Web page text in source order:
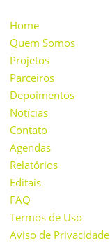
Home
Quem Somos
Projetos
Parceiros
Depoimentos
Notícias
Contato
Agendas
Relatórios
Editais
FAQ
Termos de Uso
Aviso de Privacidade